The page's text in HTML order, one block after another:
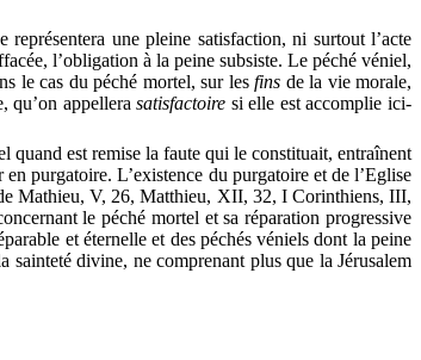
une pleine satisfaction, ni surtout l’acte
l’obligation à la peine subsiste. Le péché véniel,
le cas du péché mortel, sur lesfins de la vie morale,
qu’on appellerasatisfactoire si elle est accomplie ici-
est remise la faute qui le constituait, entraînent
purgatoire. L’existence du purgatoire et de l’Eglise
Mathieu, V, 26, Matthieu, XII, 32, I Corinthiens, III,
le péché mortel et sa réparation progressive
et éternelle et des péchés véniels dont la peine
sainteté divine, ne comprenant plus que la Jérusalem